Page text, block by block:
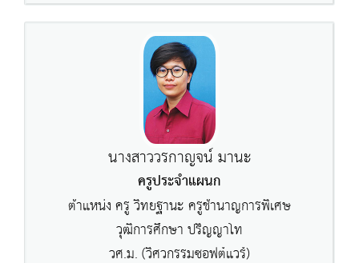
นางสาววรกาญจน์ มานะ
ครูประจำแผนก
ตำแหน่ง ครู วิทยฐานะ ครูชำนาญการพิเศษ
วุฒิการศึกษา ปริญญาโท
วศ.ม. (วิศวกรรมซอฟต์แวร์)